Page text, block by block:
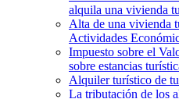
alquila una vivienda
Alta de una vivienda
Actividades
Impuesto sobre el
sobre estancias
Alquiler turístico de
La tributación de los